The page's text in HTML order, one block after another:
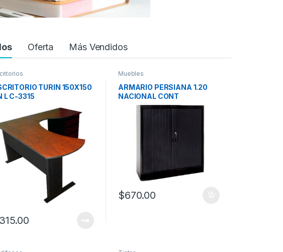
Oferta Más Vendidos
TURIN 150X150
L C-3315
315.00
Muebles
ARMARIO PERSIANA 1.20
NACIONAL CONT
$670.00